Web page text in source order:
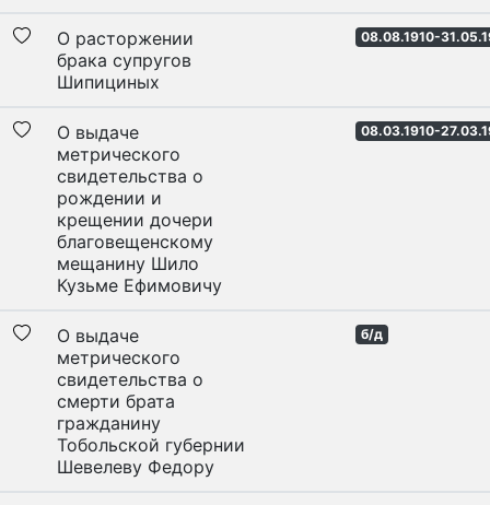
О расторжении
брака супругов
Шипициных
08.08.1910-
О выдаче
метрического
свидетельства о
рождении и
крещении дочери
благовещенскому
мещанину Шило
Кузьме Ефимовичу
08.03.1910-
О выдаче
метрического
свидетельства о
смерти брата
гражданину
Тобольской губернии
Шевелеву Федору
б/д